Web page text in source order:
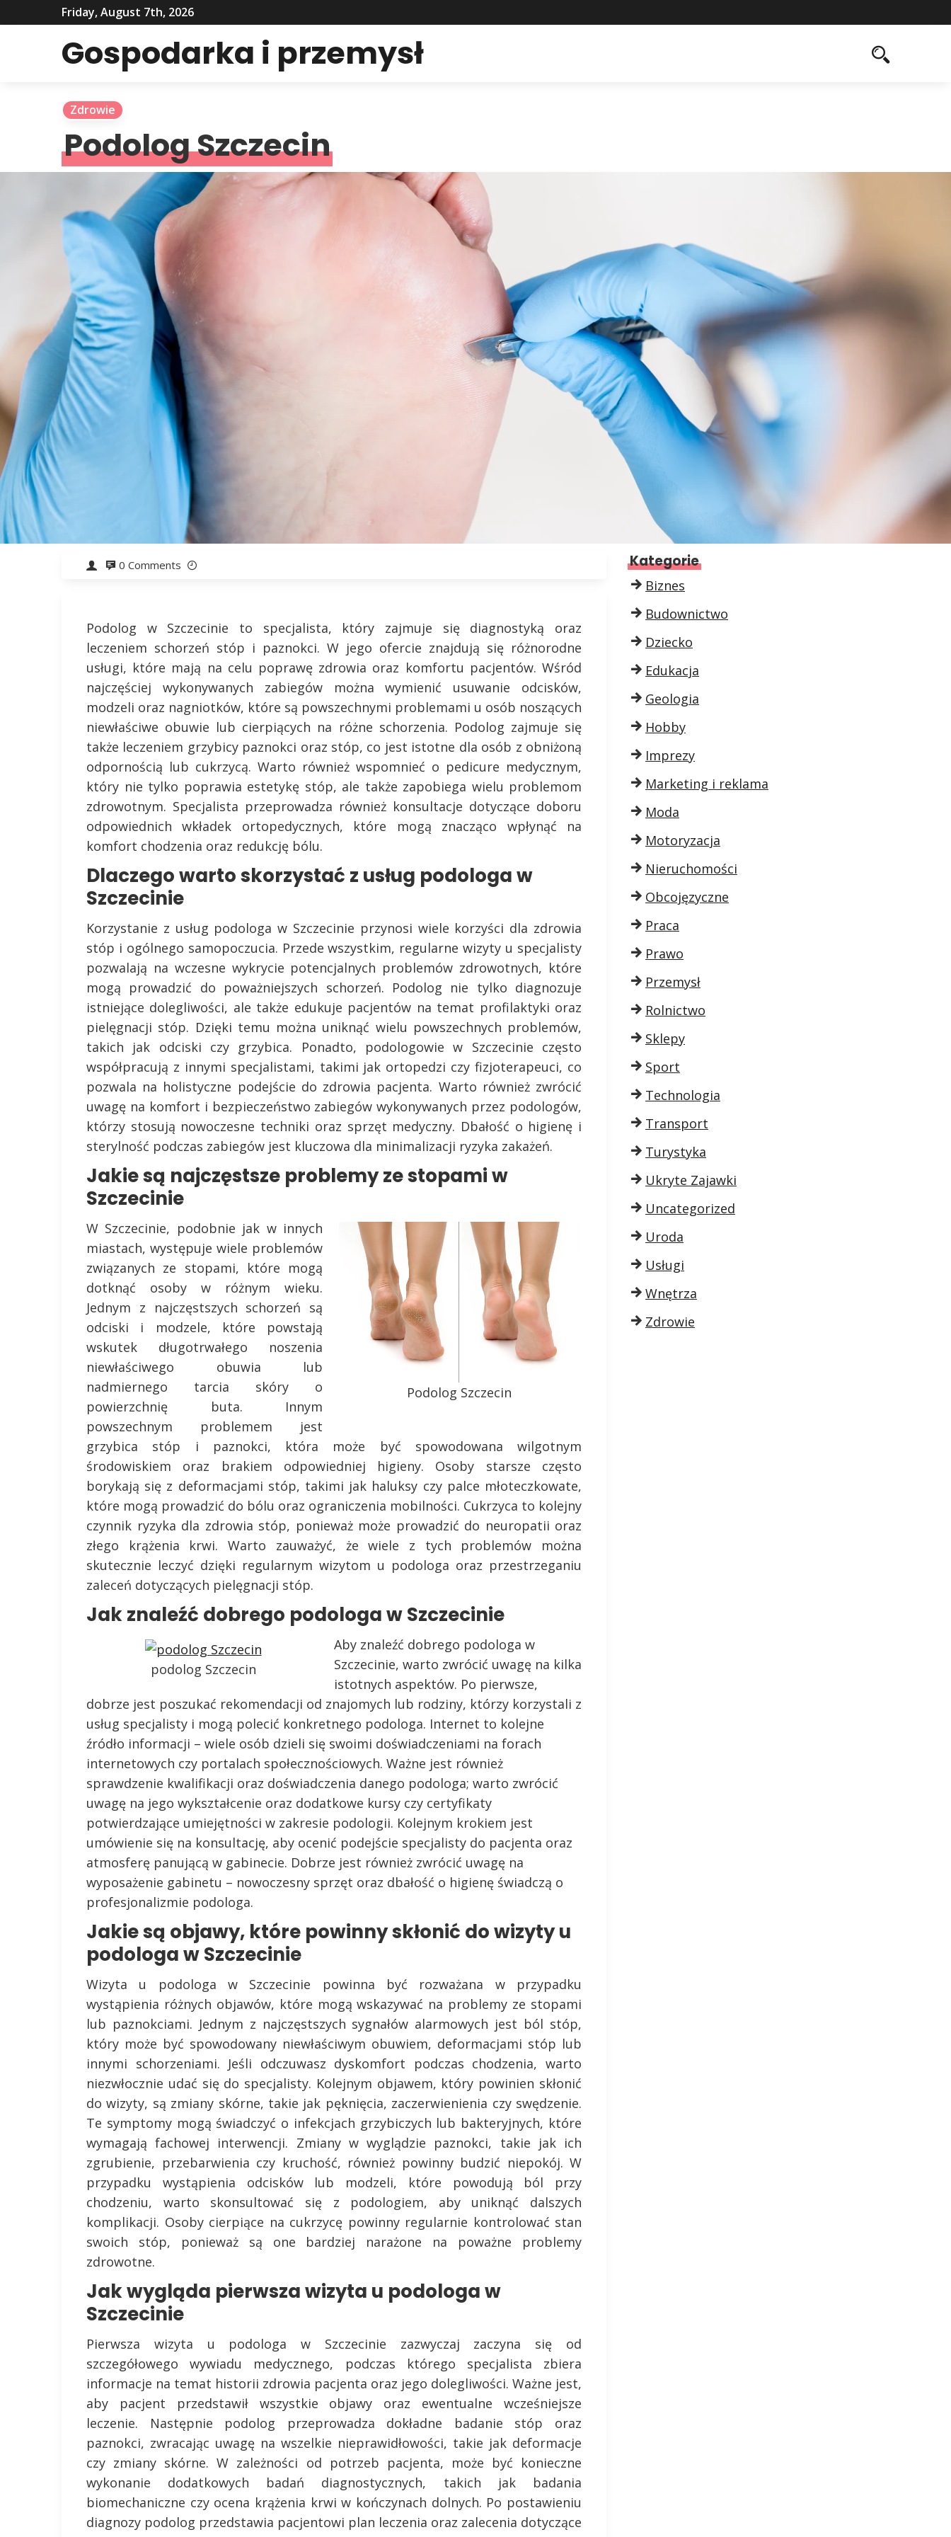
Friday, August 7th, 2026
Gospodarka i przemysł
Zdrowie
Podolog Szczecin
0 Comments
Podolog w Szczecinie to specjalista, który zajmuje się diagnostyką oraz
leczeniem schorzeń stóp i paznokci. W jego ofercie znajdują się różnorodne
usługi, które mają na celu poprawę zdrowia oraz komfortu pacjentów. Wśród
najczęściej wykonywanych zabiegów można wymienić usuwanie odcisków,
modzeli oraz nagniotków, które są powszechnymi problemami u osób noszących
niewłaściwe obuwie lub cierpiących na różne schorzenia. Podolog zajmuje się
także leczeniem grzybicy paznokci oraz stóp, co jest istotne dla osób z obniżoną
odpornością lub cukrzycą. Warto również wspomnieć o pedicure medycznym,
który nie tylko poprawia estetykę stóp, ale także zapobiega wielu problemom
zdrowotnym. Specjalista przeprowadza również konsultacje dotyczące doboru
odpowiednich wkładek ortopedycznych, które mogą znacząco wpłynąć na
komfort chodzenia oraz redukcję bólu.
Dlaczego warto skorzystać z usług podologa w
Szczecinie
Korzystanie z usług podologa w Szczecinie przynosi wiele korzyści dla zdrowia
stóp i ogólnego samopoczucia. Przede wszystkim, regularne wizyty u specjalisty
pozwalają na wczesne wykrycie potencjalnych problemów zdrowotnych, które
mogą prowadzić do poważniejszych schorzeń. Podolog nie tylko diagnozuje
istniejące dolegliwości, ale także edukuje pacjentów na temat profilaktyki oraz
pielęgnacji stóp. Dzięki temu można uniknąć wielu powszechnych problemów,
takich jak odciski czy grzybica. Ponadto, podologowie w Szczecinie często
współpracują z innymi specjalistami, takimi jak ortopedzi czy fizjoterapeuci, co
pozwala na holistyczne podejście do zdrowia pacjenta. Warto również zwrócić
uwagę na komfort i bezpieczeństwo zabiegów wykonywanych przez podologów,
którzy stosują nowoczesne techniki oraz sprzęt medyczny. Dbałość o higienę i
sterylność podczas zabiegów jest kluczowa dla minimalizacji ryzyka zakażeń.
Jakie są najczęstsze problemy ze stopami w
Szczecinie
Podolog Szczecin
W Szczecinie, podobnie jak w innych
miastach, występuje wiele problemów
związanych ze stopami, które mogą
dotknąć osoby w różnym wieku.
Jednym z najczęstszych schorzeń są
odciski i modzele, które powstają
wskutek długotrwałego noszenia
niewłaściwego obuwia lub
nadmiernego tarcia skóry o
powierzchnię buta. Innym
powszechnym problemem jest
grzybica stóp i paznokci, która może być spowodowana wilgotnym
środowiskiem oraz brakiem odpowiedniej higieny. Osoby starsze często
borykają się z deformacjami stóp, takimi jak haluksy czy palce młoteczkowate,
które mogą prowadzić do bólu oraz ograniczenia mobilności. Cukrzyca to kolejny
czynnik ryzyka dla zdrowia stóp, ponieważ może prowadzić do neuropatii oraz
złego krążenia krwi. Warto zauważyć, że wiele z tych problemów można
skutecznie leczyć dzięki regularnym wizytom u podologa oraz przestrzeganiu
zaleceń dotyczących pielęgnacji stóp.
Jak znaleźć dobrego podologa w Szczecinie
podolog Szczecin
Aby znaleźć dobrego podologa w
Szczecinie, warto zwrócić uwagę na kilka
istotnych aspektów. Po pierwsze,
dobrze jest poszukać rekomendacji od znajomych lub rodziny, którzy korzystali z
usług specjalisty i mogą polecić konkretnego podologa. Internet to kolejne
źródło informacji – wiele osób dzieli się swoimi doświadczeniami na forach
internetowych czy portalach społecznościowych. Ważne jest również
sprawdzenie kwalifikacji oraz doświadczenia danego podologa; warto zwrócić
uwagę na jego wykształcenie oraz dodatkowe kursy czy certyfikaty
potwierdzające umiejętności w zakresie podologii. Kolejnym krokiem jest
umówienie się na konsultację, aby ocenić podejście specjalisty do pacjenta oraz
atmosferę panującą w gabinecie. Dobrze jest również zwrócić uwagę na
wyposażenie gabinetu – nowoczesny sprzęt oraz dbałość o higienę świadczą o
profesjonalizmie podologa.
Jakie są objawy, które powinny skłonić do wizyty u
podologa w Szczecinie
Wizyta u podologa w Szczecinie powinna być rozważana w przypadku
wystąpienia różnych objawów, które mogą wskazywać na problemy ze stopami
lub paznokciami. Jednym z najczęstszych sygnałów alarmowych jest ból stóp,
który może być spowodowany niewłaściwym obuwiem, deformacjami stóp lub
innymi schorzeniami. Jeśli odczuwasz dyskomfort podczas chodzenia, warto
niezwłocznie udać się do specjalisty. Kolejnym objawem, który powinien skłonić
do wizyty, są zmiany skórne, takie jak pęknięcia, zaczerwienienia czy swędzenie.
Te symptomy mogą świadczyć o infekcjach grzybiczych lub bakteryjnych, które
wymagają fachowej interwencji. Zmiany w wyglądzie paznokci, takie jak ich
zgrubienie, przebarwienia czy kruchość, również powinny budzić niepokój. W
przypadku wystąpienia odcisków lub modzeli, które powodują ból przy
chodzeniu, warto skonsultować się z podologiem, aby uniknąć dalszych
komplikacji. Osoby cierpiące na cukrzycę powinny regularnie kontrolować stan
swoich stóp, ponieważ są one bardziej narażone na poważne problemy
zdrowotne.
Jak wygląda pierwsza wizyta u podologa w
Szczecinie
Pierwsza wizyta u podologa w Szczecinie zazwyczaj zaczyna się od
szczegółowego wywiadu medycznego, podczas którego specjalista zbiera
informacje na temat historii zdrowia pacjenta oraz jego dolegliwości. Ważne jest,
aby pacjent przedstawił wszystkie objawy oraz ewentualne wcześniejsze
leczenie. Następnie podolog przeprowadza dokładne badanie stóp oraz
paznokci, zwracając uwagę na wszelkie nieprawidłowości, takie jak deformacje
czy zmiany skórne. W zależności od potrzeb pacjenta, może być konieczne
wykonanie dodatkowych badań diagnostycznych, takich jak badania
biomechaniczne czy ocena krążenia krwi w kończynach dolnych. Po postawieniu
diagnozy podolog przedstawia pacjentowi plan leczenia oraz zalecenia dotyczące
Kategorie
Biznes
Budownictwo
Dziecko
Edukacja
Geologia
Hobby
Imprezy
Marketing i reklama
Moda
Motoryzacja
Nieruchomości
Obcojęzyczne
Praca
Prawo
Przemysł
Rolnictwo
Sklepy
Sport
Technologia
Transport
Turystyka
Ukryte Zajawki
Uncategorized
Uroda
Usługi
Wnętrza
Zdrowie